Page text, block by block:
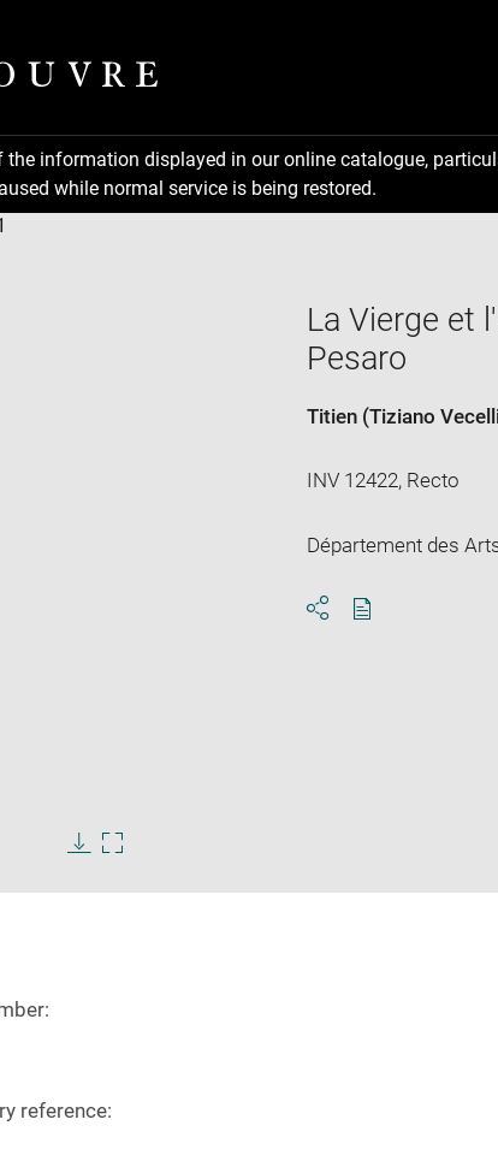
information displayed in our online catalogue,
while normal service is being restored.
imageimage
La Vierge et
Pesaro
Titien (Tiziano
INV 12422, Recto
Département des
reference: